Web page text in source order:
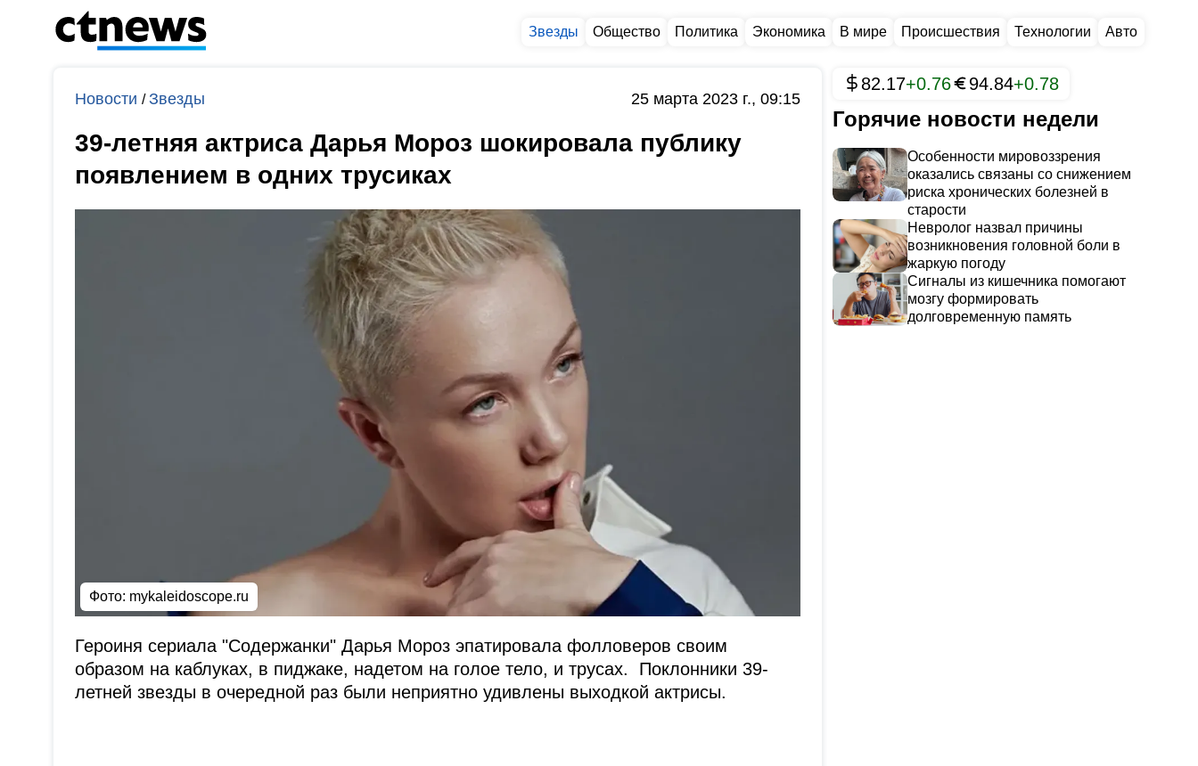
Звезды Общество Политика Экономика В мире Происшествия Технологии Авто
Новости /Звезды 25 марта 2023 г., 09:15
39-летняя актриса Дарья Мороз шокировала публику
появлением в одних трусиках
Фото: mykaleidoscope.ru
Героиня сериала "Содержанки" Дарья Мороз эпатировала фолловеров своим
образом на каблуках, в пиджаке, надетом на голое тело, и трусах. Поклонники 39-
летней звезды в очередной раз были неприятно удивлены выходкой актрисы.
82.17+0.76 94.84+0.78
Горячие новости недели
Особенности мировоззрения
оказались связаны со снижением
риска хронических болезней в
старости
Невролог назвал причины
возникновения головной боли в
жаркую погоду
Сигналы из кишечника помогают
мозгу формировать
долговременную память